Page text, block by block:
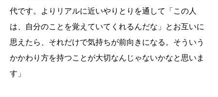
代です。よりリアルに近いやりとりを通して「この人
は、自分のことを覚えていてくれるんだな」とお互いに
思えたら、それだけで気持ちが前向きになる。そういう
かかわり方を持つことが大切なんじゃないかなと思いま
す」